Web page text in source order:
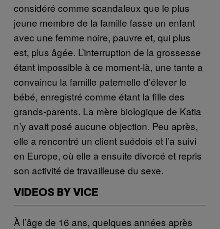
considéré comme scandaleux que le plus
jeune membre de la famille fasse un enfant
avec une femme noire, pauvre et, qui plus
est, plus âgée. L’interruption de la grossesse
étant impossible à ce moment-là, une tante a
convaincu la famille paternelle d’élever le
bébé, enregistré comme étant la fille des
grands-parents. La mère biologique de Katia
n’y avait posé aucune objection. Peu après,
elle a rencontré un client suédois et l’a suivi
en Europe, où elle a ensuite divorcé et repris
son activité de travailleuse du sexe.
VIDEOS BY VICE
À l’âge de 16 ans, quelques années après